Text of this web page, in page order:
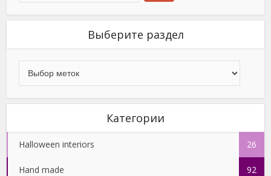
Выберите раздел
Категории
Halloween interiors 26
Hand made 92